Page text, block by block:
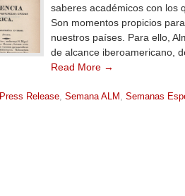
saberes académicos con los
Son momentos propicios
nuestros países. Para ello,
de alcance iberoamericano,
Read More →
Press Release, Semana ALM , Semanas